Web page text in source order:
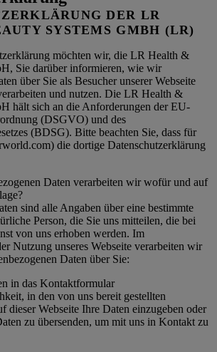
DER LR
SYSTEMS GMBH (LR)
möchten wir, die LR Health &
Sie darüber informieren, wie wir
über Sie als Besucher unserer Webseite
und nutzen. Die LR Health &
hält sich an die Anforderungen der EU-
(DSGVO) und des
(BDSG). Bitte beachten Sie, dass für
die dortige Datenschutzerklärung
Daten verarbeiten wir wofür und auf
sind alle Angaben über eine bestimmte
Person, die Sie uns mitteilen, die bei
von uns erhoben werden. Im
Nutzung unseres Webseite verarbeiten wir
Daten über Sie:
in das Kontaktformular
in den von uns bereit gestellten
dieser Webseite Ihre Daten einzugeben oder
zu übersenden, um mit uns in Kontakt zu